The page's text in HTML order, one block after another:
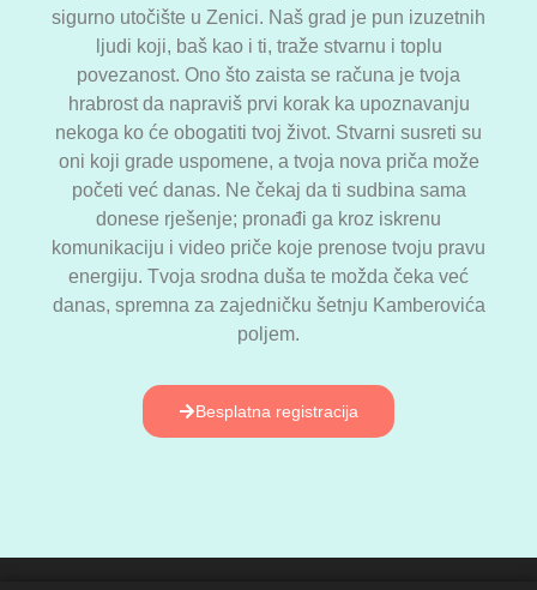
sigurno utočište u Zenici. Naš grad je pun izuzetnih
ljudi koji, baš kao i ti, traže stvarnu i toplu
povezanost. Ono što zaista se računa je tvoja
hrabrost da napraviš prvi korak ka upoznavanju
nekoga ko će obogatiti tvoj život. Stvarni susreti su
oni koji grade uspomene, a tvoja nova priča može
početi već danas. Ne čekaj da ti sudbina sama
donese rješenje; pronađi ga kroz iskrenu
komunikaciju i video priče koje prenose tvoju pravu
energiju. Tvoja srodna duša te možda čeka već
danas, spremna za zajedničku šetnju Kamberovića
poljem.
Besplatna registracija